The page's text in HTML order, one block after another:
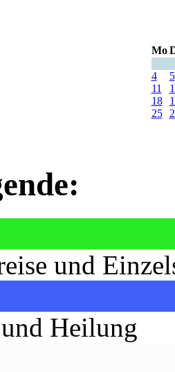
Mo
4
5
11
18
25
und
Heilung